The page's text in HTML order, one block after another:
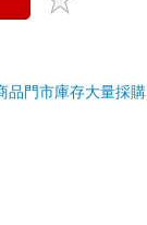
品門市庫存大量採購